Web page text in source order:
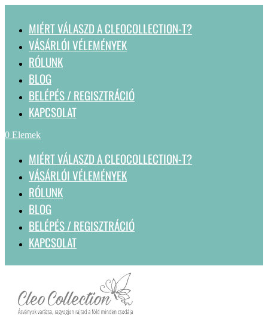
MIÉRT VÁLASZD A CLEOCOLLECTION-T?
VÁSÁRLÓI VÉLEMÉNYEK
RÓLUNK
BLOG
BELÉPÉS / REGISZTRÁCIÓ
KAPCSOLAT
0 Elemek
MIÉRT VÁLASZD A CLEOCOLLECTION-T?
VÁSÁRLÓI VÉLEMÉNYEK
RÓLUNK
BLOG
BELÉPÉS / REGISZTRÁCIÓ
KAPCSOLAT